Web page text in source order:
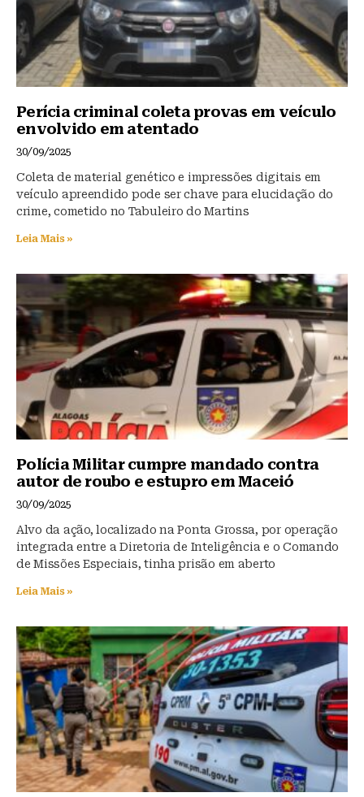
Perícia criminal coleta provas em veículo
envolvido em atentado
30/09/2025
Coleta de material genético e impressões digitais em
veículo apreendido pode ser chave para elucidação do
crime, cometido no Tabuleiro do Martins
Leia Mais »
Polícia Militar cumpre mandado contra
autor de roubo e estupro em Maceió
30/09/2025
Alvo da ação, localizado na Ponta Grossa, por operação
integrada entre a Diretoria de Inteligência e o Comando
de Missões Especiais, tinha prisão em aberto
Leia Mais »